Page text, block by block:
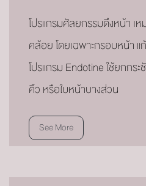
โปรแกรมศัลยกรรมดึงหน้า เ
คล้อย โดยเฉพาะกรอบหน้า แ
โปรแกรม Endotine ใช้ยกกร
คิ้ว หรือใบหน้าบางส่วน
See More